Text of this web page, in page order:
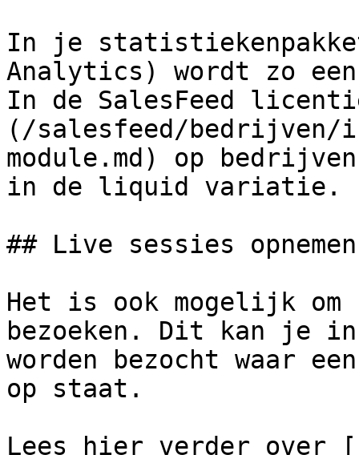
In je
Analytics) wordt zo
In de SalesFeed
(/salesfeed/
module.md) op
in de liquid variatie.
## Live sessies opnemen
Het is ook mogelijk om
bezoeken. Dit kan je
worden bezocht waar
op staat.
Lees hier verder over